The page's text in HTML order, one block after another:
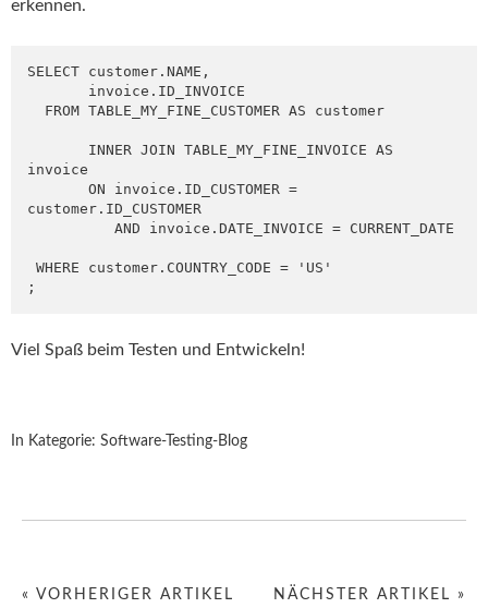
erkennen.
SELECT customer.NAME,
invoice
customer.ID_CUSTOMER
;
Viel Spaß beim Testen und Entwickeln!
In Kategorie: Software-Testing-Blog
NÄCHSTER ARTIKEL »
« VORHERIGER ARTIKEL